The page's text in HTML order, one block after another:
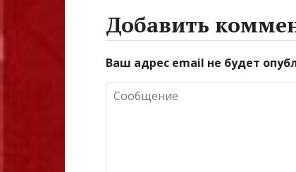
Добавить
Ваш адрес email не будет